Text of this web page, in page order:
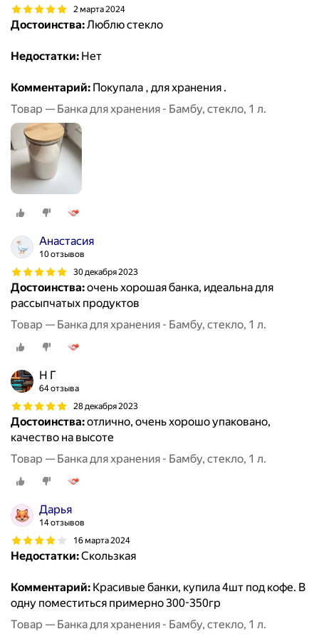
2 марта 2024
Достоинства:Люблю стекло
Недостатки: Нет
Комментарий: Покупала , для хранения .
Товар — Банка для хранения - Бамбу, стекло, 1 л.
Анастасия
10 отзывов
30 декабря 2023
Достоинства:очень хорошая банка, идеальна для
рассыпчатых продуктов
Товар — Банка для хранения - Бамбу, стекло, 1 л.
Н Г
64 отзыва
28 декабря 2023
Достоинства:отлично, очень хорошо упаковано,
качество на высоте
Товар — Банка для хранения - Бамбу, стекло, 1 л.
Дарья
14 отзывов
16 марта 2024
Недостатки:Скользкая
Комментарий: Красивые банки, купила 4шт под кофе. В
одну поместиться примерно 300-350гр
Товар — Банка для хранения - Бамбу, стекло, 1 л.